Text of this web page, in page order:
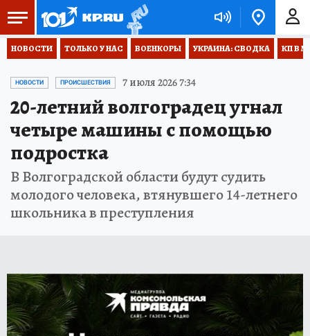
НОВОСТИ ТОЛЬКО У НАС ВОЕНКОРЫ УКРАИНА: СВОДКА КП В
НОВОСТИ ПРОИСШЕСТВИЯ 7 июля 2026 7:34
20-летний волгоградец угнал
четыре машины с помощью
подростка
В Волгоградской области будут судить
молодого человека, втянувшего 14-летнего
школьника в преступления